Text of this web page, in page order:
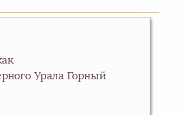
Урала Горный